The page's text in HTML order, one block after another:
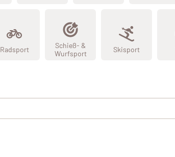
Radsport
Schieß- &
Wurfsport
Skisport